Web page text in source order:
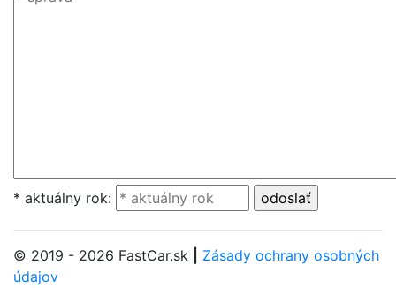
* aktuálny rok:
© 2019 - 2026 FastCar.sk
Zásady ochrany osobných
údajov